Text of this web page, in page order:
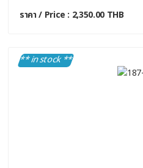
ราคา / Price : 2,350.00 THB
** in stock **